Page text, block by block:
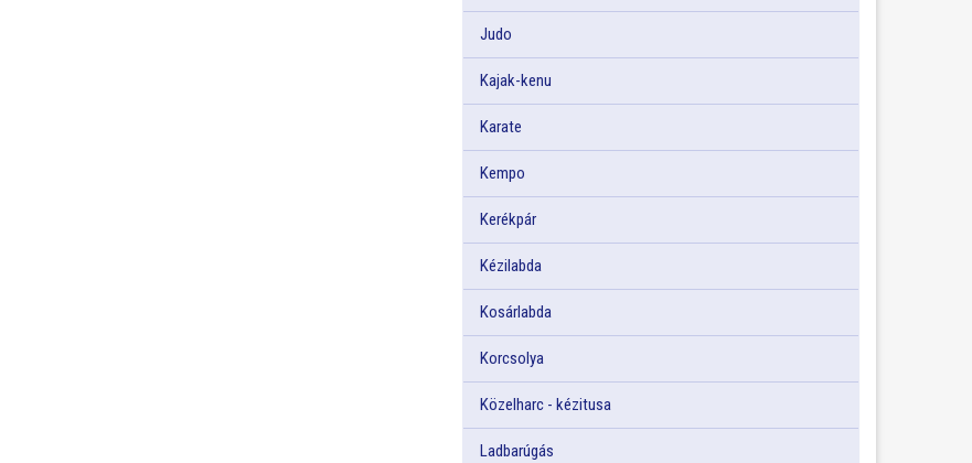
Judo
Kajak-kenu
Karate
Kempo
Kerékpár
Kézilabda
Kosárlabda
Korcsolya
Közelharc - kézitusa
Ladbarúgás